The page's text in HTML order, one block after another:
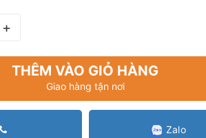
+
THÊM VÀO GIỎ HÀNG
Giao hàng tận nơi
Zalo